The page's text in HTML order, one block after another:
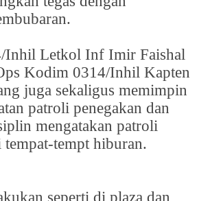
Inhil Letkol Inf Imir Faishal
Kodim 0314/Inhil Kapten
juga sekaligus memimpin
patroli penegakan dan
mengatakan patroli
tempt hiburan.
seperti di plaza dan